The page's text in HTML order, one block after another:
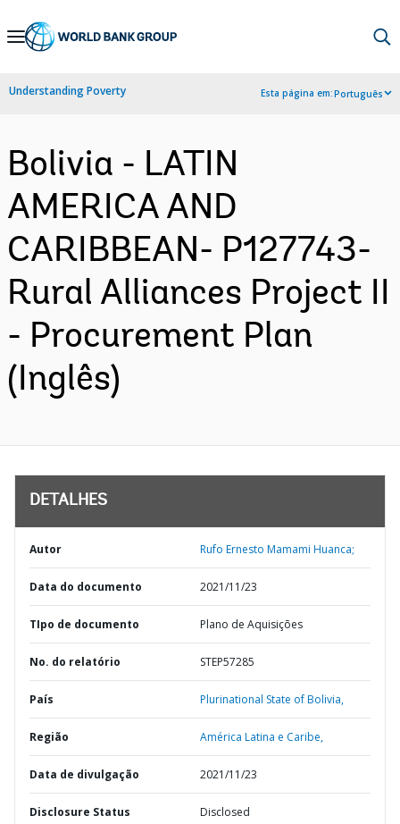
Skip
Navigation
Understanding Poverty Esta página em:Português
Bolivia - LATIN
AMERICA AND
CARIBBEAN- P127743-
Rural Alliances Project II
- Procurement Plan
(Inglês)
DETALHES
Autor Rufo Ernesto Mamami Huanca;
Data do documento 2021/11/23
TIpo de documento Plano de Aquisições
No. do relatório STEP57285
País Plurinational State of Bolivia,
Região América Latina e Caribe,
Data de divulgação 2021/11/23
Disclosure Status Disclosed